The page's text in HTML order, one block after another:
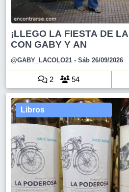
¡LLEGO LA FIESTA DE
CON GABY Y AN
@GABY_LACOLO21 - Sáb 26/09/2026
2 54
Libros